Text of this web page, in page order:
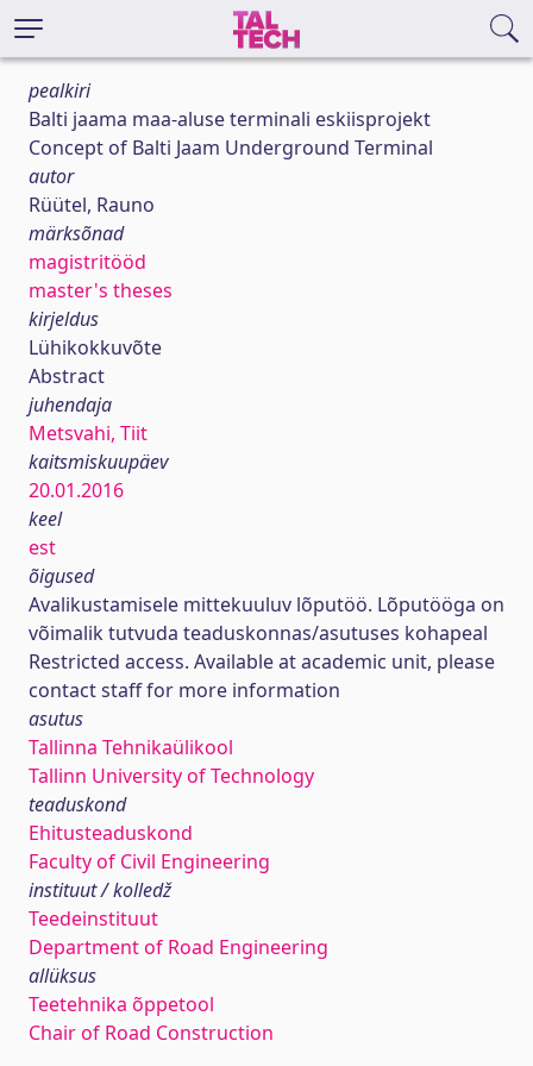
pealkiri
Balti jaama maa-aluse terminali eskiisprojekt
Concept of Balti Jaam Underground Terminal
autor
Rüütel, Rauno
märksõnad
magistritööd
master's theses
kirjeldus
Lühikokkuvõte
Abstract
juhendaja
Metsvahi, Tiit
kaitsmiskuupäev
20.01.2016
keel
est
õigused
Avalikustamisele mittekuuluv lõputöö. Lõputööga on
võimalik tutvuda teaduskonnas/asutuses kohapeal
Restricted access. Available at academic unit, please
contact staff for more information
asutus
Tallinna Tehnikaülikool
Tallinn University of Technology
teaduskond
Ehitusteaduskond
Faculty of Civil Engineering
instituut / kolledž
Teedeinstituut
Department of Road Engineering
allüksus
Teetehnika õppetool
Chair of Road Construction